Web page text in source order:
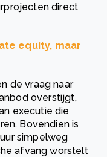
direct
equity, maar
de vraag naar
overstijgt,
executie die
Bovendien is
simpelweg
afvang worstelt